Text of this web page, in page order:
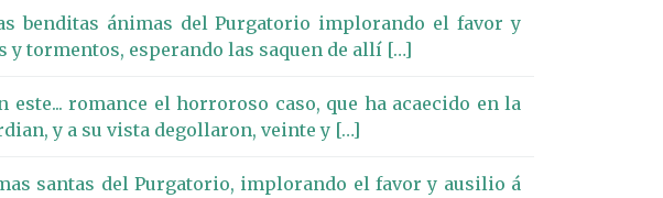
benditas ánimas del Purgatorio implorando el favor y
tormentos, esperando las saquen de allí […]
romance el horroroso caso, que ha acaecido en la
y a su vista degollaron, veinte y […]
santas del Purgatorio, implorando el favor y ausilio á